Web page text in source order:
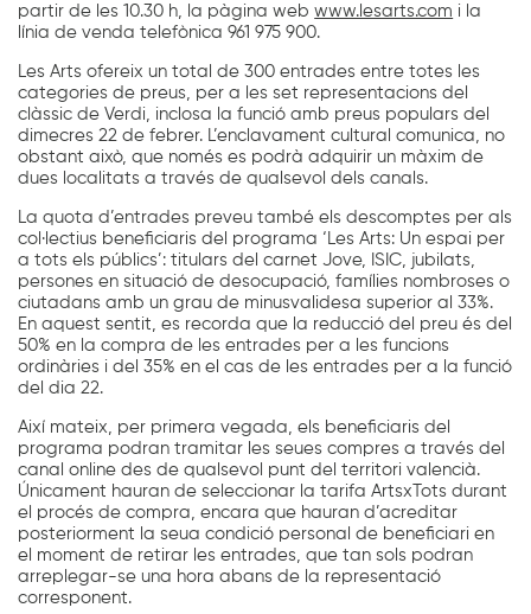
partir de les 10.30 h, la pàgina webwww.lesarts.com i la
línia de venda telefònica 961 975 900.
Les Arts ofereix un total de 300 entrades entre totes les
categories de preus, per a les set representacions del
clàssic de Verdi, inclosa la funció amb preus populars del
dimecres 22 de febrer. L’enclavament cultural comunica, no
obstant això, que només es podrà adquirir un màxim de
dues localitats a través de qualsevol dels canals.
La quota d’entrades preveu també els descomptes per als
col·lectius beneficiaris del programa ‘Les Arts: Un espai per
a tots els públics’: titulars del carnet Jove, ISIC, jubilats,
persones en situació de desocupació, famílies nombroses o
ciutadans amb un grau de minusvalidesa superior al 33%.
En aquest sentit, es recorda que la reducció del preu és del
50% en la compra de les entrades per a les funcions
ordinàries i del 35% en el cas de les entrades per a la funció
del dia 22.
Així mateix, per primera vegada, els beneficiaris del
programa podran tramitar les seues compres a través del
canal online des de qualsevol punt del territori valencià.
Únicament hauran de seleccionar la tarifa ArtsxTots durant
el procés de compra, encara que hauran d’acreditar
posteriorment la seua condició personal de beneficiari en
el moment de retirar les entrades, que tan sols podran
arreplegar-se una hora abans de la representació
corresponent.